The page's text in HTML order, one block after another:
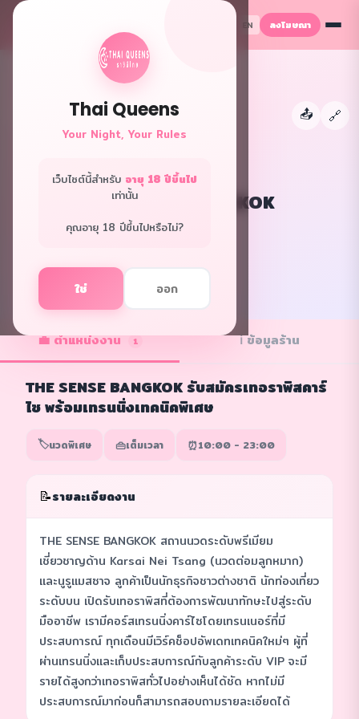
Thai Queens
Your Night, Your Rules
เว็บไซต์นี้สำหรับ อายุ 18 ปีขึ้นไป
เท่านั้น
คุณอายุ 18 ปีขึ้นไปหรือไม่?
ใช่ ออก
EN ลงโฆษณา
📤 🔗
THE SENSE BANGKOK
กรุงเทพ · นวดพิเศษ
✓ ร้านยืนยัน
💼 ตำแหน่งงาน 1 ℹ️ ข้อมูลร้าน
THE SENSE BANGKOK รับสมัครเทอราพิสคาร์
ไซ พร้อมเทรนนิ่งเทคนิคพิเศษ
🏷️นวดพิเศษ 👜เต็มเวลา ⏰10:00 - 23:00
📝รายละเอียดงาน
THE SENSE BANGKOK สถานนวดระดับพรีเมียม
เชี่ยวชาญด้าน Karsai Nei Tsang (นวดต่อมลูกหมาก)
และนูรูแมสซาจ ลูกค้าเป็นนักธุรกิจชาวต่างชาติ นักท่องเที่ยว
ระดับบน เปิดรับเทอราพิสที่ต้องการพัฒนาทักษะไปสู่ระดับ
มืออาชีพ เรามีคอร์สเทรนนิ่งคาร์ไซโดยเทรนเนอร์ที่มี
ประสบการณ์ ทุกเดือนมีเวิร์คช็อปอัพเดทเทคนิคใหม่ๆ ผู้ที่
ผ่านเทรนนิ่งและเก็บประสบการณ์กับลูกค้าระดับ VIP จะมี
รายได้สูงกว่าเทอราพิสทั่วไปอย่างเห็นได้ชัด หากไม่มี
ประสบการณ์มาก่อนก็สามารถสอบถามรายละเอียดได้